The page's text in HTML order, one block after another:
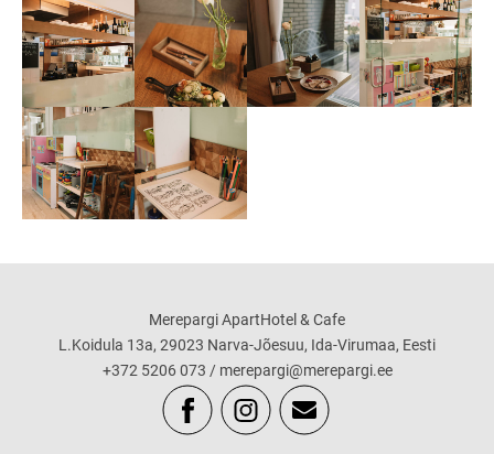
Merepargi ApartHotel & Cafe
L.Koidula 13а, 29023 Narva-Jõesuu, Ida-Virumaa, Eesti
+372 5206 073 / merepargi@merepargi.ee